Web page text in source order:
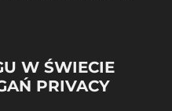
W ŚWIECIE
PRIVACY